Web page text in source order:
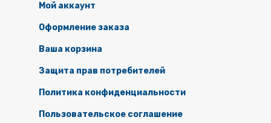
Мой аккаунт
Оформление заказа
Ваша корзина
Защита прав потребителей
Политика конфиденциальности
Пользовательское соглашение